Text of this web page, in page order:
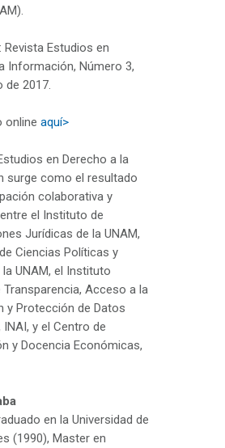
Revista Estudios en
Información, Número 3,
de 2017.
online aquí>
en Derecho a la
surge como el resultado
colaborativa y
el Instituto de
Jurídicas de la UNAM,
Ciencias Políticas y
UNAM, el Instituto
Transparencia, Acceso a la
y Protección de Datos
y el Centro de
y Docencia Económicas,
en la Universidad de
(1990), Master en